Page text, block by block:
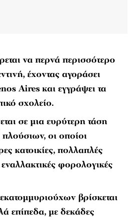
να περνά περισσότερο
έχοντας αγοράσει
Aires και εγγράψει τα
σχολείο.
σε μια ευρύτερη τάση
οι οποίοι
κατοικίες, πολλαπλές
φορολογικές
βρίσκεται
επίπεδα, με δεκάδες